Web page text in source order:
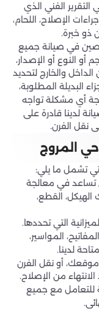
الفني الذي
الإصلاح، اللحام،
ذو خبرة.
في صيانة جميع
أو النوع أو الإصدار،
والخارج لتحديد
البديلة المطلوبة،
أي مشكلة تواجه
لدينا قادرة على
نقل الفرن.
المروج
تشمل ما يلي:
في معالجة
الهيكل، القطع،
التي تحددها.
المواسير،
لدينا.
أو نقل الفرن
من الإصلاح.
للتعامل مع جميع